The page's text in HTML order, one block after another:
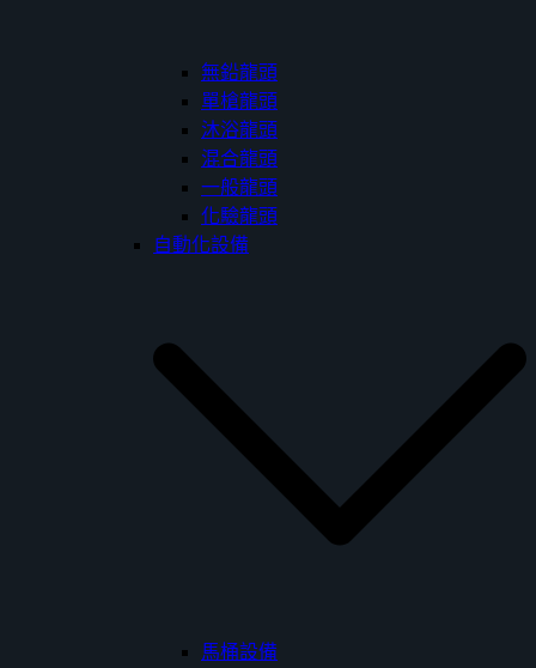
無鉛龍頭
單槍龍頭
沐浴龍頭
混合龍頭
一般龍頭
化驗龍頭
自動化設備
馬桶設備